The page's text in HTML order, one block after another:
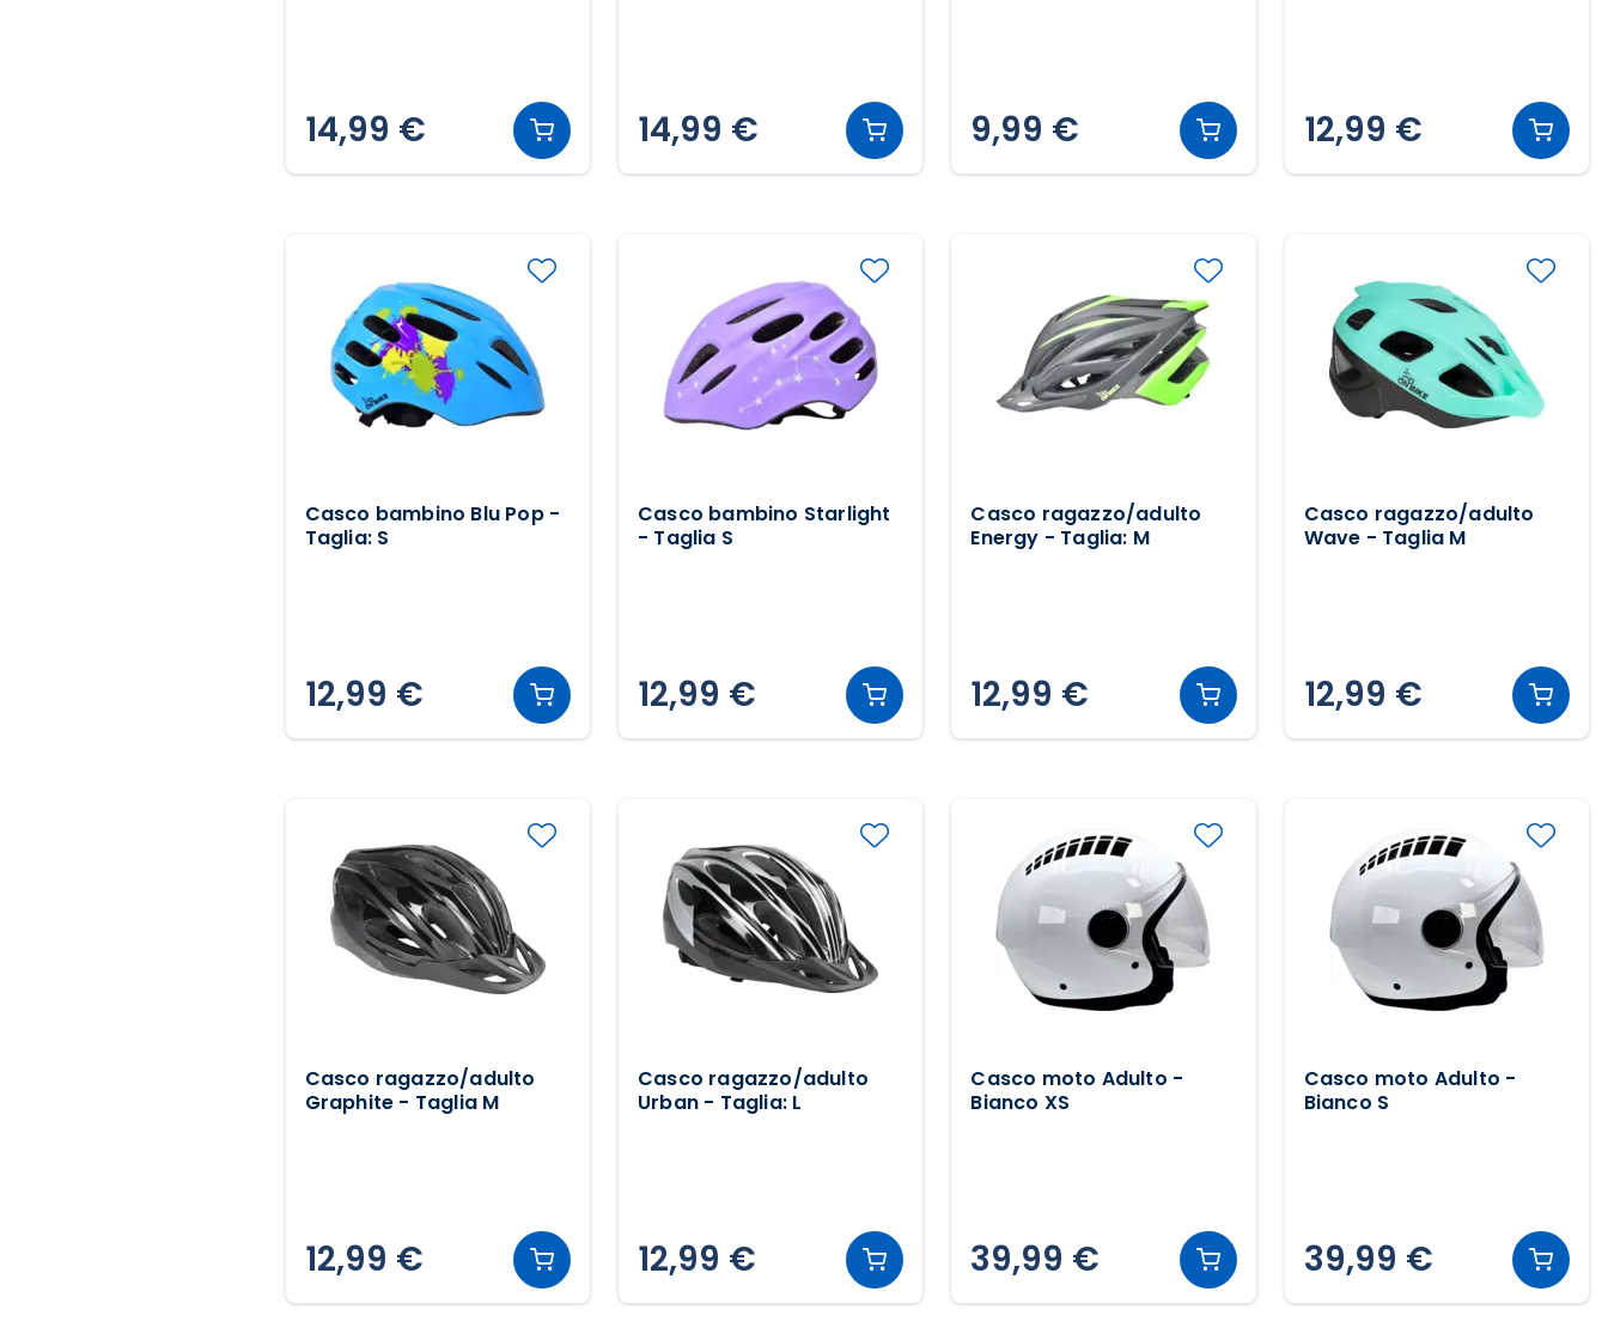
14,99 € 14,99 € 9,99 € 12,99 €
Casco bambino Blu Pop -
Taglia: S
12,99 €
Casco bambino Starlight
- Taglia S
12,99 €
Casco ragazzo/adulto
Energy - Taglia: M
12,99 €
Casco ragazzo/adulto
Wave - Taglia M
12,99 €
Casco ragazzo/adulto
Graphite - Taglia M
12,99 €
Casco ragazzo/adulto
Urban - Taglia: L
12,99 €
Casco moto Adulto -
Bianco XS
39,99 €
Casco moto Adulto -
Bianco S
39,99 €